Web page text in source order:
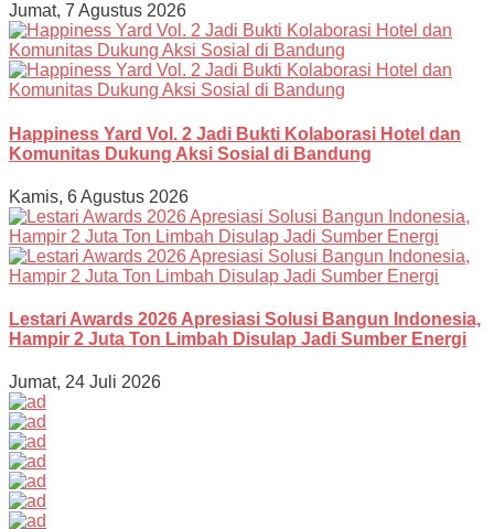
Jumat, 7 Agustus 2026
Happiness Yard Vol. 2 Jadi Bukti Kolaborasi Hotel dan
Komunitas Dukung Aksi Sosial di Bandung
Kamis, 6 Agustus 2026
Lestari Awards 2026 Apresiasi Solusi Bangun Indonesia,
Hampir 2 Juta Ton Limbah Disulap Jadi Sumber Energi
Jumat, 24 Juli 2026